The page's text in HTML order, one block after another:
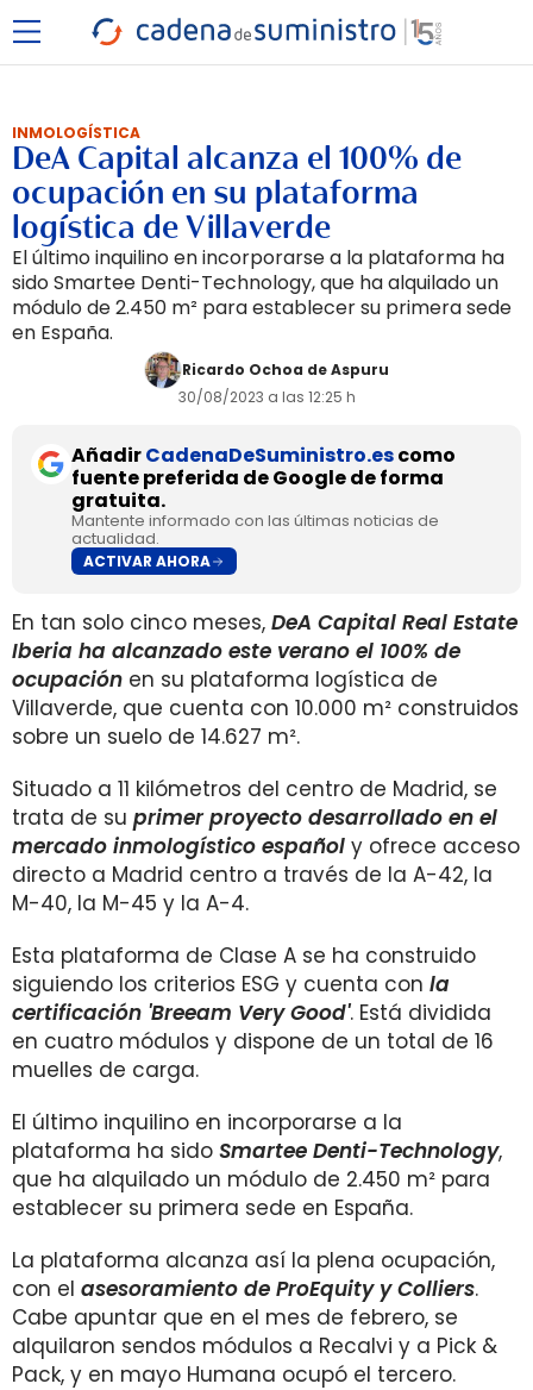
INMOLOGÍSTICA
DeA Capital alcanza el 100% de
ocupación en su plataforma
logística de Villaverde
El último inquilino en incorporarse a la plataforma ha
sido Smartee Denti-Technology, que ha alquilado un
módulo de 2.450 m² para establecer su primera sede
en España.
Ricardo Ochoa de Aspuru
30/08/2023 a las 12:25 h
AñadirCadenaDeSuministro.escomo
fuente preferida de Google de forma
gratuita.
Mantente informado con las últimas noticias de
actualidad.
ACTIVAR AHORA
En tan solo cinco meses, DeA Capital Real Estate
Iberia ha alcanzado este verano el 100% de
ocupación en su plataforma logística de
Villaverde, que cuenta con 10.000 m² construidos
sobre un suelo de 14.627 m².
Situado a 11 kilómetros del centro de Madrid, se
trata de su primer proyecto desarrollado en el
mercado inmologístico español y ofrece acceso
directo a Madrid centro a través de la A-42, la
M-40, la M-45 y la A-4.
Esta plataforma de Clase A se ha construido
siguiendo los criterios ESG y cuenta con la
certificación 'Breeam Very Good'. Está dividida
en cuatro módulos y dispone de un total de 16
muelles de carga.
El último inquilino en incorporarse a la
plataforma ha sido Smartee Denti-Technology,
que ha alquilado un módulo de 2.450 m² para
establecer su primera sede en España.
La plataforma alcanza así la plena ocupación,
con el asesoramiento de ProEquity y Colliers.
Cabe apuntar que en el mes de febrero, se
alquilaron sendos módulos a Recalvi y a Pick &
Pack, y en mayo Humana ocupó el tercero.